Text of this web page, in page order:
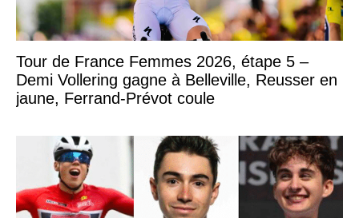
Tour de France Femmes 2026, étape 5 –
Demi Vollering gagne à Belleville, Reusser en
jaune, Ferrand-Prévot coule